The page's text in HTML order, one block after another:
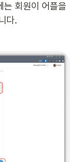
는 회원이 어플을
다.